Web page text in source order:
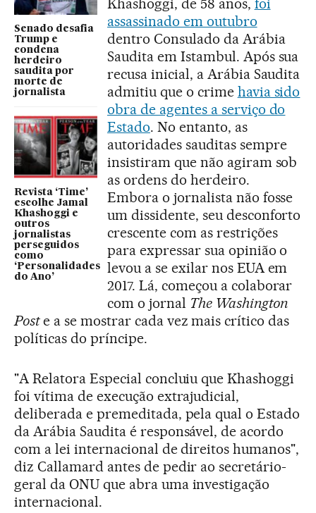
Senado desafia
Trump e
condena
herdeiro
saudita por
morte de
jornalista
Revista ‘Time’
escolhe Jamal
Khashoggi e
outros
jornalistas
perseguidos
como
‘Personalidades
do Ano’
Khashoggi, de 58 anos, foi
assassinado em outubro
dentro Consulado da Arábia
Saudita em Istambul. Após sua
recusa inicial, a Arábia Saudita
admitiu que o crime havia sido
obra de agentes a serviço do
Estado. No entanto, as
autoridades sauditas sempre
insistiram que não agiram sob
as ordens do herdeiro.
Embora o jornalista não fosse
um dissidente, seu desconforto
crescente com as restrições
para expressar sua opinião o
levou a se exilar nos EUA em
2017. Lá, começou a colaborar
com o jornal The Washington
Poste a se mostrar cada vez mais crítico das
políticas do príncipe.
"A Relatora Especial concluiu que Khashoggi
foi vítima de execução extrajudicial,
deliberada e premeditada, pela qual o Estado
da Arábia Saudita é responsável, de acordo
com a lei internacional de direitos humanos",
diz Callamard antes de pedir ao secretário-
geral da ONU que abra uma investigação
internacional.